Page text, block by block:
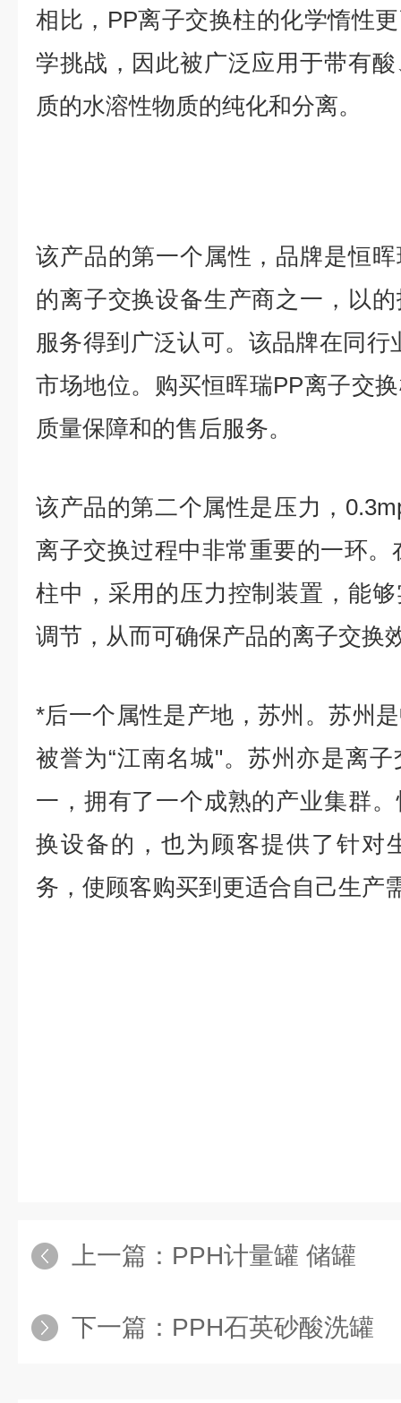
相比，PP离子交换柱的化学惰性
学挑战，因此被广泛应用于带有
质的水溶性物质的纯化和分离。
该产品的第一个属性，品牌是恒
的离子交换设备生产商之一，以
服务得到广泛认可。该品牌在同
市场地位。购买恒晖瑞PP离子交
质量保障和的售后服务。
该产品的第二个属性是压力，
离子交换过程中非常重要的一环
柱中，采用的压力控制装置，能
调节，从而可确保产品的离子交换
*后一个属性是产地，苏州。苏州
被誉为“江南名城"。苏州亦是离
一，拥有了一个成熟的产业集群
换设备的，也为顾客提供了针对
务，使顾客购买到更适合自己生产
上一篇： PPH计量罐 储罐
下一篇： PPH石英砂酸洗罐